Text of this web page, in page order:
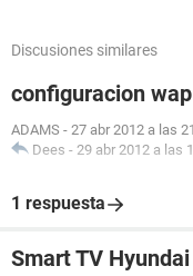
Discusiones similares
configuracion
ADAMS - 27 abr 2012 a las
Dees - 29 abr 2012 a las
1 respuesta
Smart TV